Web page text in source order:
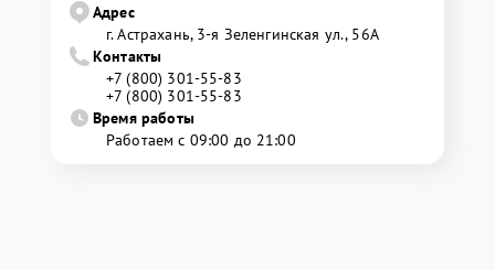
Адрес
г. Астрахань, 3-я Зеленгинская ул., 56А
Контакты
+7 (800) 301-55-83
+7 (800) 301-55-83
Время работы
Работаем с 09:00 до 21:00